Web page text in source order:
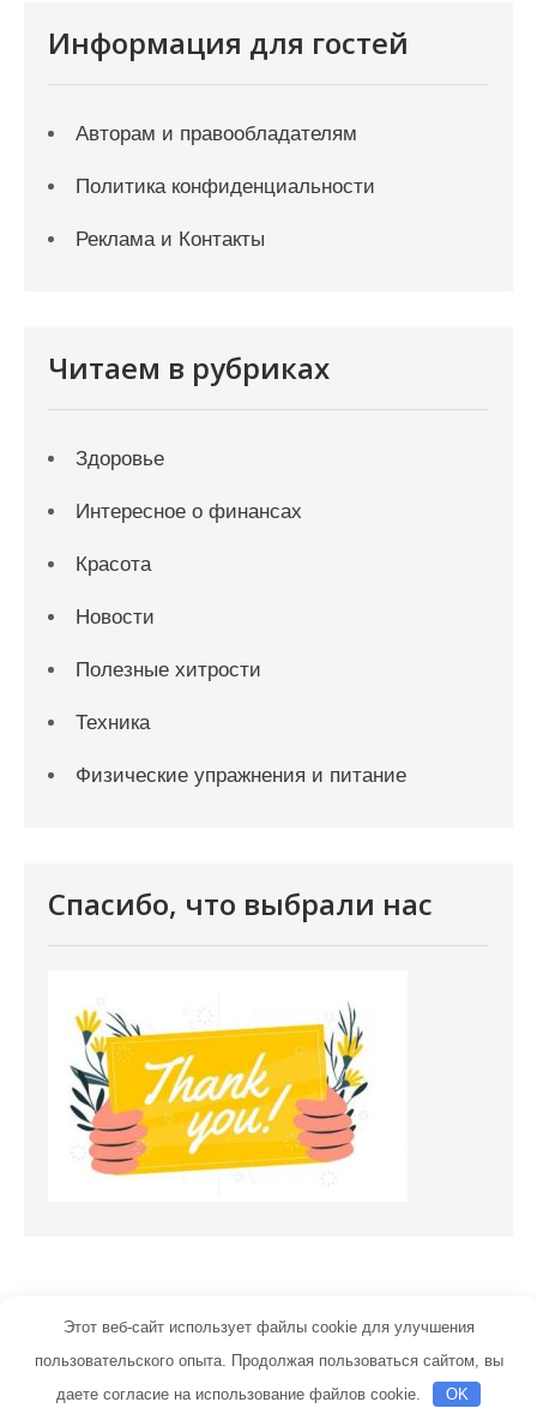
Информация для гостей
Авторам и правообладателям
Политика конфиденциальности
Реклама и Контакты
Читаем в рубриках
Здоровье
Интересное о финансах
Красота
Новости
Полезные хитрости
Техника
Физические упражнения и питание
Спасибо, что выбрали нас
vpologenii.ru | Тема от Grace Themes
Этот веб-сайт использует файлы cookie для улучшения
пользовательского опыта. Продолжая пользоваться сайтом, вы
даете согласие на использование файлов cookie.
OK